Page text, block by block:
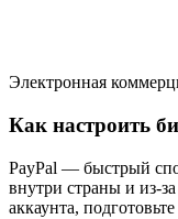
Электронная
Как настроить
PayPal — быстрый
внутри страны и
аккаунта,